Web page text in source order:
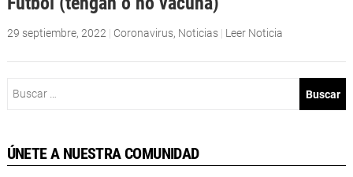
29 septiembre, 2022 | Coronavirus, Noticias | Leer Noticia
ÚNETE A NUESTRA COMUNIDAD